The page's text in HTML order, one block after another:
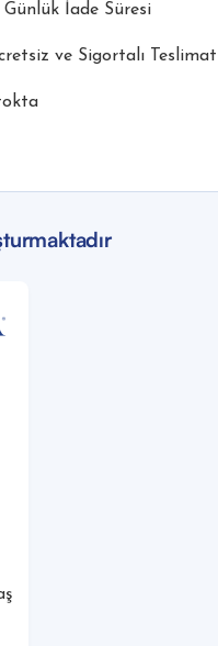
Günlük İade Süresi
ve Sigortalı Teslimat